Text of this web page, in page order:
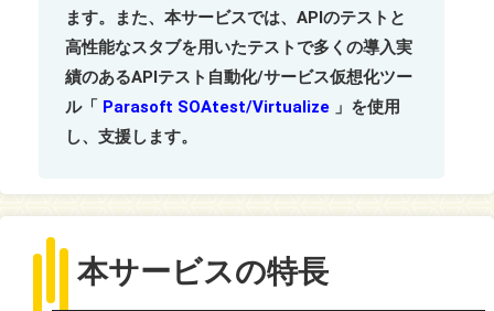
ます。また、本サービスでは、APIのテストと
高性能なスタブを用いたテストで多くの導入実
績のあるAPIテスト自動化/サービス仮想化ツー
ル「 Parasoft SOAtest/Virtualize 」を使用
し、支援します。
本サービスの特長